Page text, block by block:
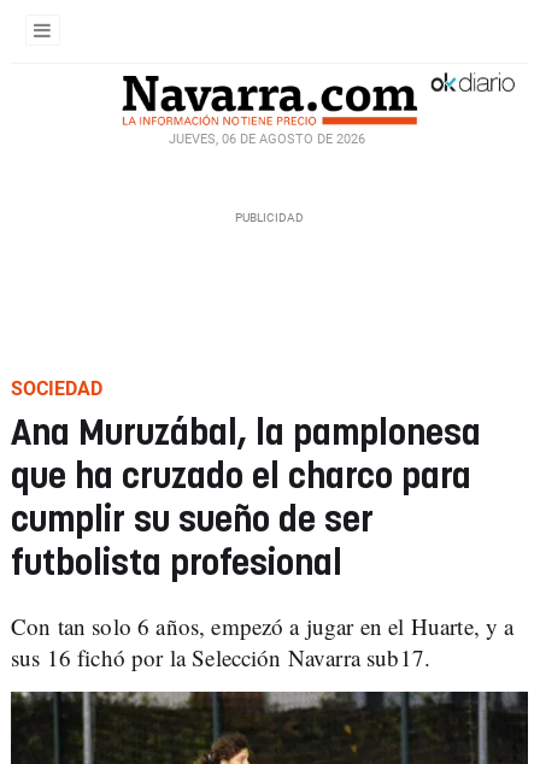
JUEVES, 06 DE AGOSTO DE 2026
SOCIEDAD
Ana Muruzábal, la pamplonesa
que ha cruzado el charco para
cumplir su sueño de ser
futbolista profesional
Con tan solo 6 años, empezó a jugar en el Huarte, y a
sus 16 fichó por la Selección Navarra sub17.